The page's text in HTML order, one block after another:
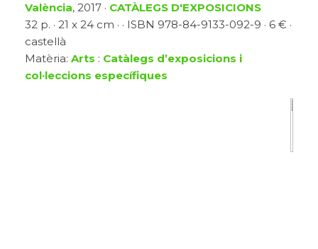
València, 2017 · CATÀLEGS D'EXPOSICIONS
32 p. · 21 x 24 cm · · ISBN 978-84-9133-092-9 · 6 € ·
castellà
Matèria: Arts : Catàlegs d’exposicions i
col·leccions específiques